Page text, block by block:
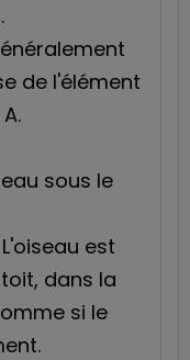
de l'élément
sous le
est
dans la
si le